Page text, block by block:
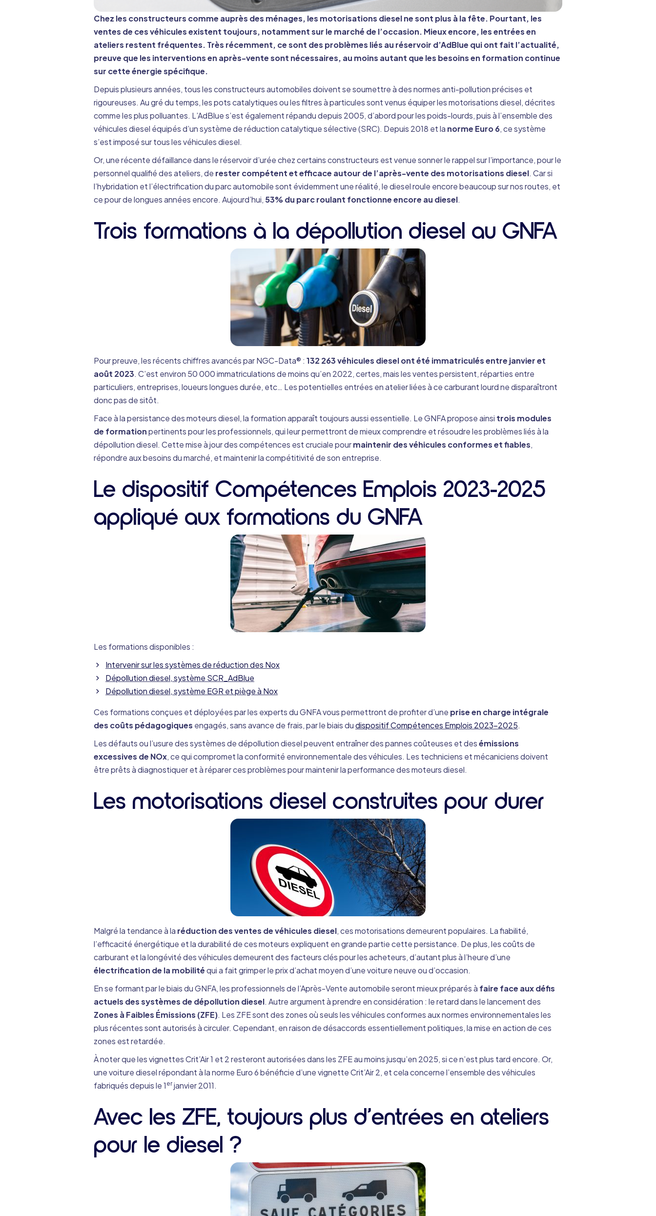
Chez les constructeurs comme auprès des ménages, les motorisations diesel ne sont plus à la fête. Pourtant, les
ventes de ces véhicules existent toujours, notamment sur le marché de l’occasion. Mieux encore, les entrées en
ateliers restent fréquentes. Très récemment, ce sont des problèmes liés au réservoir d’AdBlue qui ont fait l’actualité,
preuve que les interventions en après-vente sont nécessaires, au moins autant que les besoins en formation continue
sur cette énergie spécifique.
Depuis plusieurs années, tous les constructeurs automobiles doivent se soumettre à des normes anti-pollution précises et
rigoureuses. Au gré du temps, les pots catalytiques ou les filtres à particules sont venus équiper les motorisations diesel, décrites
comme les plus polluantes. L’AdBlue s’est également répandu depuis 2005, d’abord pour les poids-lourds, puis à l’ensemble des
véhicules diesel équipés d’un système de réduction catalytique sélective (SRC). Depuis 2018 et la norme Euro 6, ce système
s’est imposé sur tous les véhicules diesel.
Or, une récente défaillance dans le réservoir d’urée chez certains constructeurs est venue sonner le rappel sur l’importance, pour le
personnel qualifié des ateliers, de rester compétent et efficace autour de l’après-vente des motorisations diesel. Car si
l’hybridation et l’électrification du parc automobile sont évidemment une réalité, le diesel roule encore beaucoup sur nos routes, et
ce pour de longues années encore. Aujourd’hui, 53% du parc roulant fonctionne encore au diesel.
Trois formations à la dépollution diesel au GNFA
Pour preuve, les récents chiffres avancés par NGC-Data® : 132 263 véhicules diesel ont été immatriculés entre janvier et
août 2023. C’est environ 50 000 immatriculations de moins qu’en 2022, certes, mais les ventes persistent, réparties entre
particuliers, entreprises, loueurs longues durée, etc… Les potentielles entrées en atelier liées à ce carburant lourd ne disparaîtront
donc pas de sitôt.
Face à la persistance des moteurs diesel, la formation apparaît toujours aussi essentielle. Le GNFA propose ainsi trois modules
de formationpertinents pour les professionnels, qui leur permettront de mieux comprendre et résoudre les problèmes liés à la
dépollution diesel. Cette mise à jour des compétences est cruciale pourmaintenir des véhicules conformes et fiables,
répondre aux besoins du marché, et maintenir la compétitivité de son entreprise.
Le dispositif Compétences Emplois 2023-2025
appliqué aux formations du GNFA
Les formations disponibles :
Intervenir sur les systèmes de réduction des Nox
Dépollution diesel, système SCR_AdBlue
Dépollution diesel, système EGR et piège à Nox
Ces formations conçues et déployées par les experts du GNFA vous permettront de profiter d’une prise en charge intégrale
des coûts pédagogiques engagés, sans avance de frais, par le biais dudispositif Compétences Emplois 2023-2025.
Les défauts ou l’usure des systèmes de dépollution diesel peuvent entraîner des pannes coûteuses et desémissions
excessives de NOx, ce qui compromet la conformité environnementale des véhicules. Les techniciens et mécaniciens doivent
être prêts à diagnostiquer et à réparer ces problèmes pour maintenir la performance des moteurs diesel.
Les motorisations diesel construites pour durer
Malgré la tendance à la réduction des ventes de véhicules diesel, ces motorisations demeurent populaires. La fiabilité,
l’efficacité énergétique et la durabilité de ces moteurs expliquent en grande partie cette persistance. De plus, les coûts de
carburant et la longévité des véhicules demeurent des facteurs clés pour les acheteurs, d’autant plus à l’heure d’une
électrification de la mobilitéqui a fait grimper le prix d’achat moyen d’une voiture neuve ou d’occasion.
En se formant par le biais du GNFA, les professionnels de l’Après-Vente automobile seront mieux préparés à faire face aux défis
actuels des systèmes de dépollution diesel. Autre argument à prendre en considération : le retard dans le lancement des
Zones à Faibles Émissions (ZFE). Les ZFE sont des zones où seuls les véhicules conformes aux normes environnementales les
plus récentes sont autorisés à circuler. Cependant, en raison de désaccords essentiellement politiques, la mise en action de ces
zones est retardée.
À noter que les vignettes Crit’Air 1 et 2 resteront autorisées dans les ZFE au moins jusqu’en 2025, si ce n’est plus tard encore. Or,
une voiture diesel répondant à la norme Euro 6 bénéficie d’une vignette Crit’Air 2, et cela concerne l’ensemble des véhicules
fabriqués depuis le 1 er janvier 2011.
Avec les ZFE, toujours plus d’entrées en ateliers
pour le diesel ?